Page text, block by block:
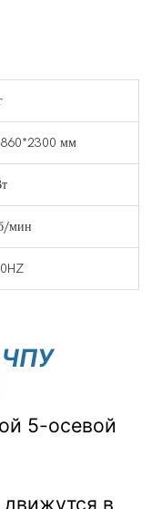
мм
мин
ЧПУ
5-осевой
в